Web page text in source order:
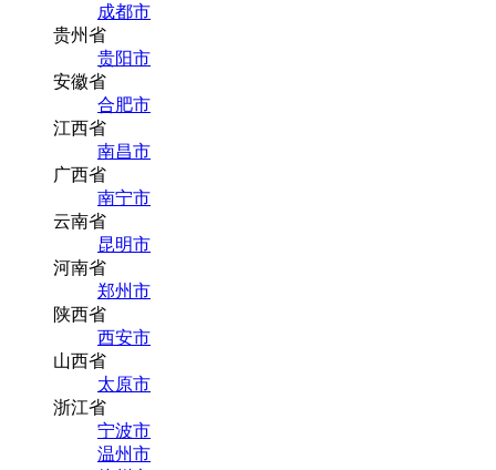
成都市
贵州省
贵阳市
安徽省
合肥市
江西省
南昌市
广西省
南宁市
云南省
昆明市
河南省
郑州市
陕西省
西安市
山西省
太原市
浙江省
宁波市
温州市